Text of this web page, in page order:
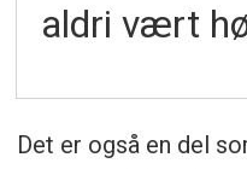
aldri vært
Det er også en del